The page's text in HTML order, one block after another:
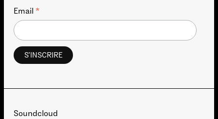
Email *
Soundcloud